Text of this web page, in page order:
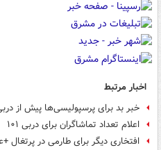
اخبار مرتبط
خبر بد برای پرسپولیسی‌ها پیش از
اعلام تعداد تماشاگران برای دربی ۱۰۱
افتخاری دیگر برای طارمی در پرتغال